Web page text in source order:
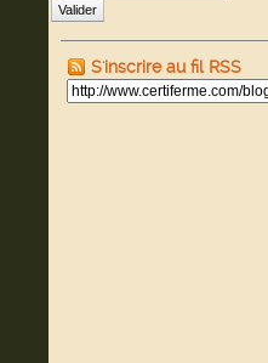
Valider
S'inscrire au fil RSS